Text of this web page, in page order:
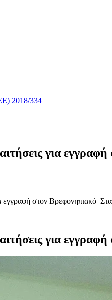
2018/334
για
εγγραφή στον Βρεφονηπιακό
για